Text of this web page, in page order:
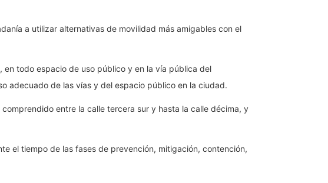
a utilizar alternativas de movilidad más amigables con el
todo espacio de uso público y en la vía pública del
adecuado de las vías y del espacio público en la ciudad.
entre la calle tercera sur y hasta la calle décima, y
el tiempo de las fases de prevención, mitigación, contención,